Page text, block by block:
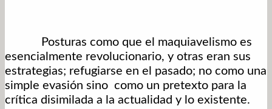
Posturas como que el maquiavelismo es
esencialmente revolucionario, y otras eran sus
estrategias; refugiarse en el pasado; no como una
simple evasión sino como un pretexto para la
crítica disimilada a la actualidad y lo existente.